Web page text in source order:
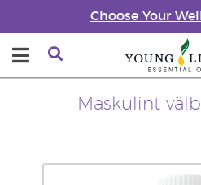
Choose Your
Maskulint